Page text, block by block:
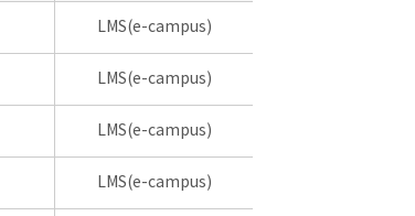
LMS(e-campus)
LMS(e-campus)
LMS(e-campus)
LMS(e-campus)